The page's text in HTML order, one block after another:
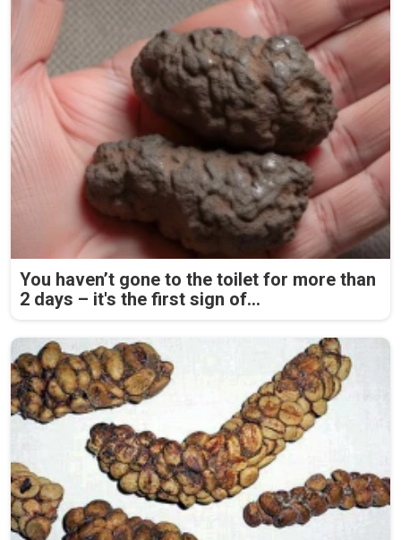
You haven’t gone to the toilet for more than
2 days – it's the first sign of...